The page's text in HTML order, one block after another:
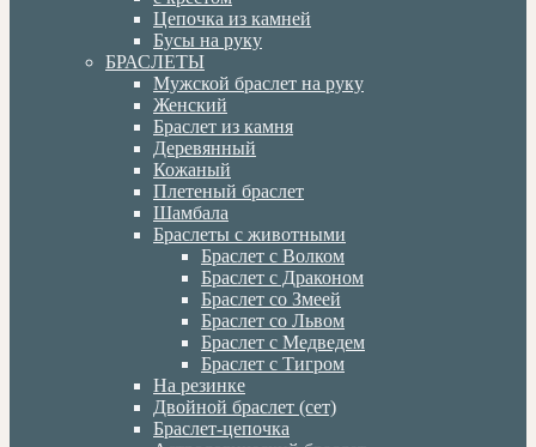
Цепочка из камней
Бусы на руку
БРАСЛЕТЫ
Мужской браслет на руку
Женский
Браслет из камня
Деревянный
Кожаный
Плетеный браслет
Шамбала
Браслеты с животными
Браслет с Волком
Браслет с Драконом
Браслет со Змеей
Браслет со Львом
Браслет с Медведем
Браслет с Тигром
На резинке
Двойной браслет (сет)
Браслет-цепочка